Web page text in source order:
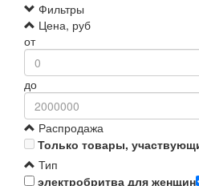
Фильтры
Цена, руб
от
до
Распродажа
Только товары,
Тип
электробритва для женщин